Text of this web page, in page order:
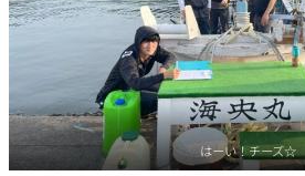
はーい！チーズ☆